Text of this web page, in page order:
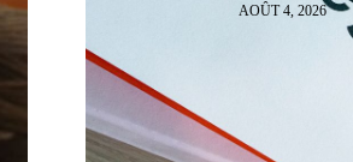
AOÛT 4, 2026